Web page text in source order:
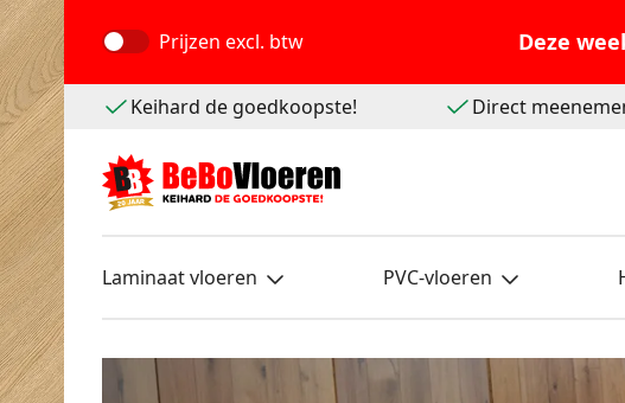
Prijzen excl. btw Deze
Keihard de goedkoopste! Direct
Laminaat vloeren PVC-vloeren